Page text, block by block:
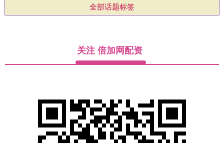
全部话题标签
关注 倍加网配资